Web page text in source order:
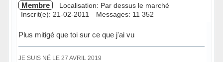
Membre
Localisation: Par dessus le marché
Inscrit(e): 21-02-2011
Messages: 11 352
Plus mitigé que toi sur ce que j'ai vu
JE SUIS NÉ LE 27 AVRIL 2019